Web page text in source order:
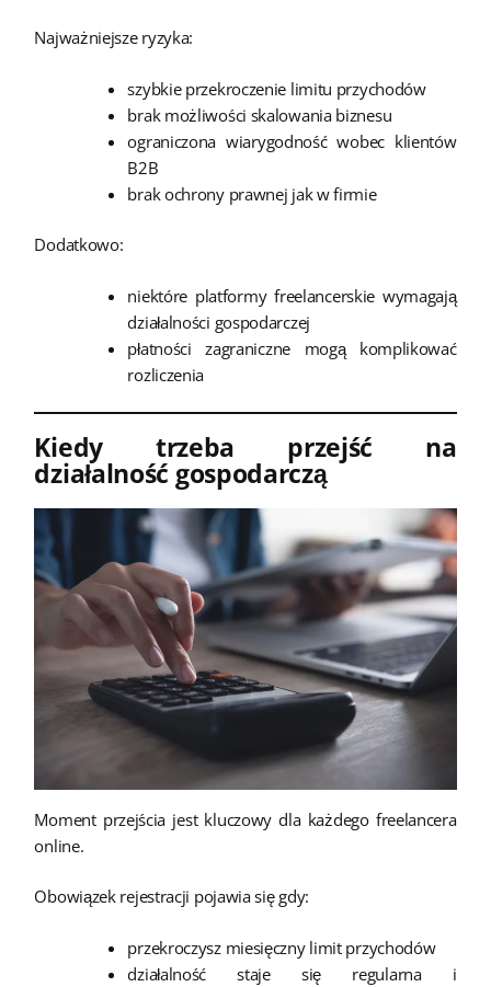
Najważniejsze ryzyka:
szybkie przekroczenie limitu przychodów
brak możliwości skalowania biznesu
ograniczona wiarygodność wobec klientów
B2B
brak ochrony prawnej jak w firmie
Dodatkowo:
niektóre platformy freelancerskie wymagają
działalności gospodarczej
płatności zagraniczne mogą komplikować
rozliczenia
Kiedy trzeba przejść na
działalność gospodarczą
Moment przejścia jest kluczowy dla każdego freelancera
online.
Obowiązek rejestracji pojawia się gdy:
przekroczysz miesięczny limit przychodów
działalność staje się regularna i